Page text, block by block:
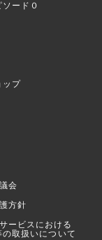
ード０
ップ
会
方針
ービスにおける
取扱いについて